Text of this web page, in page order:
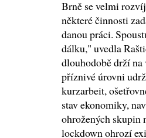
Brně se velmi
některé činnosti
danou práci.
dálku," uvedla
dlouhodobě drží
příznivé úrovni
kurzarbeit,
stav ekonomiky,
ohrožených skupin
lockdown ohrozí